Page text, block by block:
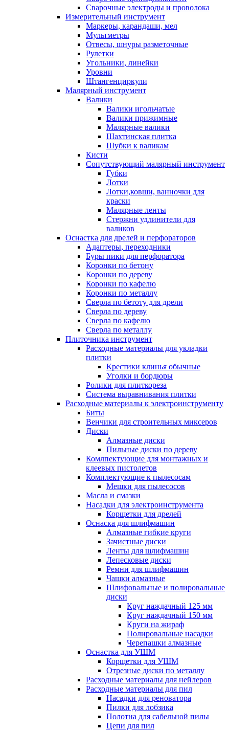
Сварочные электроды и проволока
Измерительный инструмент
Маркеры, карандаши, мел
Мультметры
Отвесы, шнуры разметочные
Рулетки
Угольники, линейки
Уровни
Штангенциркули
Малярный инструмент
Валики
Валики игольчатые
Валики прижимные
Малярные валики
Шахтинская плитка
Шубки к валикам
Кисти
Сопутствующий малярный инструмент
Губки
Лотки
Лотки,ковши, ванночки для
краски
Малярные ленты
Стержни удлинители для
валиков
Оснастка для дрелей и перфораторов
Адаптеры, переходники
Буры пики для перфоратора
Коронки по бетону
Коронки по дереву
Коронки по кафелю
Коронки по металлу
Сверла по бетоту для дрели
Сверла по дереву
Сверла по кафелю
Сверла по металлу
Плиточника инструмент
Расходные материалы для укладки
плитки
Крестики клинья обычные
Уголки и бордюры
Ролики для плиткореза
Система выравнивания плитки
Расходные материалы к электроинструменту
Биты
Венчики для строительных миксеров
Диски
Алмазные диски
Пильные диски по дереву
Комлпектующие для монтажных и
клеевых пистолетов
Комплектующие к пылесосам
Мешки для пылесосов
Масла и смазки
Насадки для электроинструмента
Корщетки для дрелей
Оснаска для шлифмашин
Алмазные гибкие круги
Зачистные диски
Ленты для шлифмашин
Лепесковые диски
Ремни для шлифмашин
Чашки алмазные
Шлифовальные и полировальные
диски
Круг наждачный 125 мм
Круг наждачный 150 мм
Круги на жираф
Полировальные насадки
Черепашки алмазные
Оснастка для УШМ
Корщетки для УШМ
Отрезные диски по металлу
Расходные материалы для нейлеров
Расходные материалы для пил
Насадки для реноватора
Пилки для лобзика
Полотна для сабельной пилы
Цепи для пил